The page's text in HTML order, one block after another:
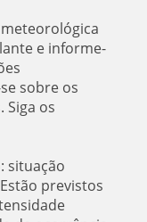
e informe-
sobre os
Siga os
situação
previstos